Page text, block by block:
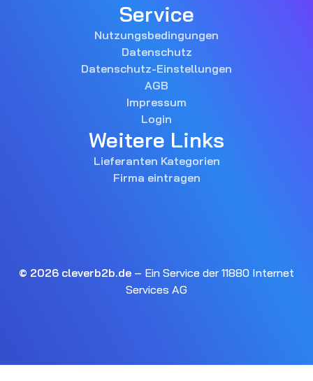
Service
Nutzungsbedingungen
Datenschutz
Datenschutz-Einstellungen
AGB
Impressum
Login
Weitere Links
Lieferanten Kategorien
Firma eintragen
© 2026 cleverb2b.de – Ein Service der 11880 Internet
Services AG